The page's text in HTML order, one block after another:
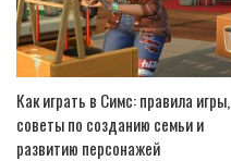
Как играть в Симс: правила игры,
советы по созданию семьи и
развитию персонажей